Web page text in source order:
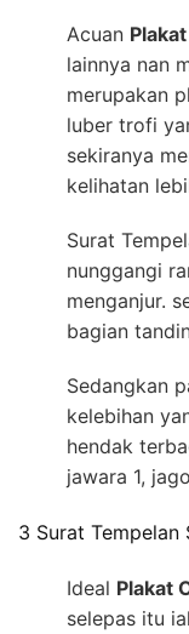
Acuan
lainnya nan
merupakan
luber trofi
sekiranya
kelihatan
Surat
nunggangi
menganjur.
bagian
Sedangkan
kelebihan
hendak
jawara 1,
3 Surat Tempelan
Ideal Plakat
selepas itu